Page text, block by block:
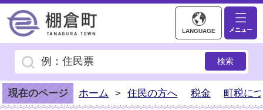
棚倉町ホームページ
LANGUAGE メニュー
現在のページ ホーム > 住民の方へ 税金 町税に